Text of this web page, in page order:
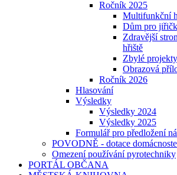
Ročník 2025
Multifunkční
Dům pro
Zdravější
hřiště
Zbylé projekty
Obrazová
Ročník 2026
Hlasování
Výsledky
Výsledky 2024
Výsledky 2025
Formulář pro předložení
POVODNĚ - dotace
Omezení používání pyrotechniky
PORTÁL OBČANA